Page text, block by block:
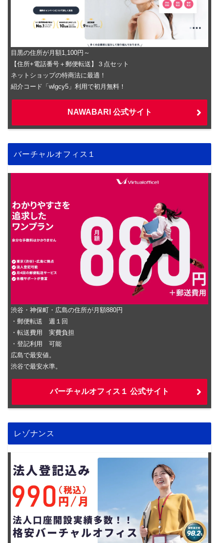
目黒の住所が月額1,100円～
【住所+電話番号＋郵便転送】３点セット
ネットショップの特商法に最適！
紹介コード「wlgcy5」利用で初月無料！
NAWABARI 公式サイト
バーチャルオフィス１
渋谷・神保町・広島の住所が月額880円
・郵便転送 週１回
・転送費用 実費負担
・登記利用 可能
広島で最安値。
渋谷で最安水準。
バーチャルオフィス１ 公式サイト
レゾナンス